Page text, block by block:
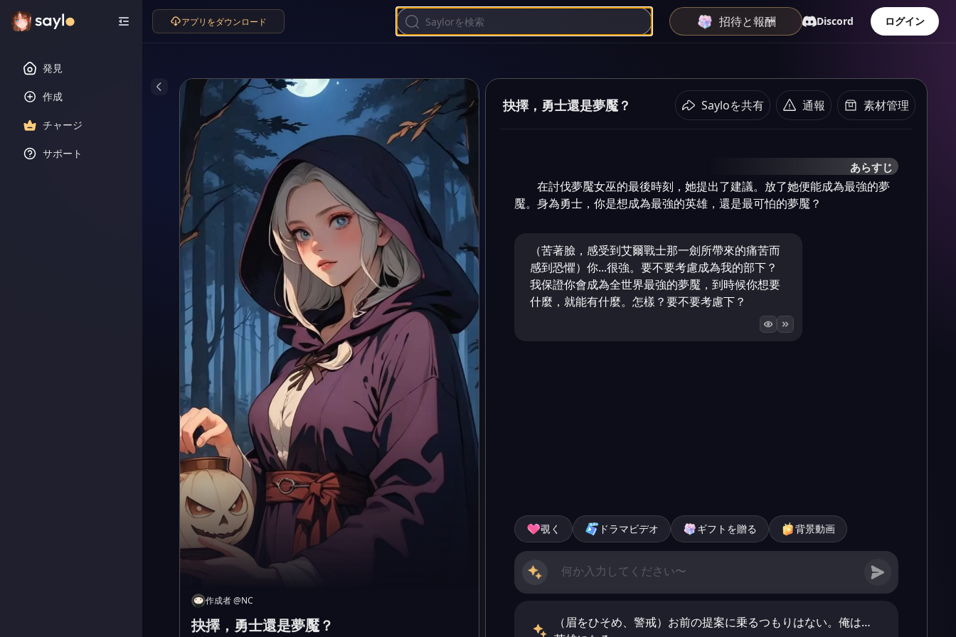
発見
作成
チャージ
サポート
アプリをダウンロード 招待と報酬 Discord ログイン
作成者@NC
抉擇，勇士還是夢魘？
抉擇，勇士還是夢魘？ Sayloを共有 通報 素材管理
あらすじ
在討伐夢魘女巫的最後時刻，她提出了建議。放了她便能成為最強的夢
魘。身為勇士，你是想成為最強的英雄，還是最可怕的夢魘？
（苦著臉，感受到艾爾戰士那一劍所帶來的痛苦而
感到恐懼）你...很強。要不要考慮成為我的部下？
我保證你會成為全世界最強的夢魘，到時候你想要
什麼，就能有什麼。怎樣？要不要考慮下？
覗く ドラマビデオ ギフトを贈る 背景動画
（眉をひそめ、警戒）お前の提案に乗るつもりはない。俺は…